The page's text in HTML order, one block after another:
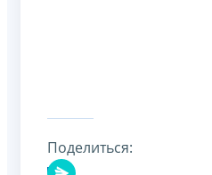
Поделиться: